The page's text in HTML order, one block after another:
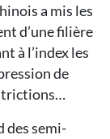
a mis les
d’une filière
à l’index les
de
des semi-